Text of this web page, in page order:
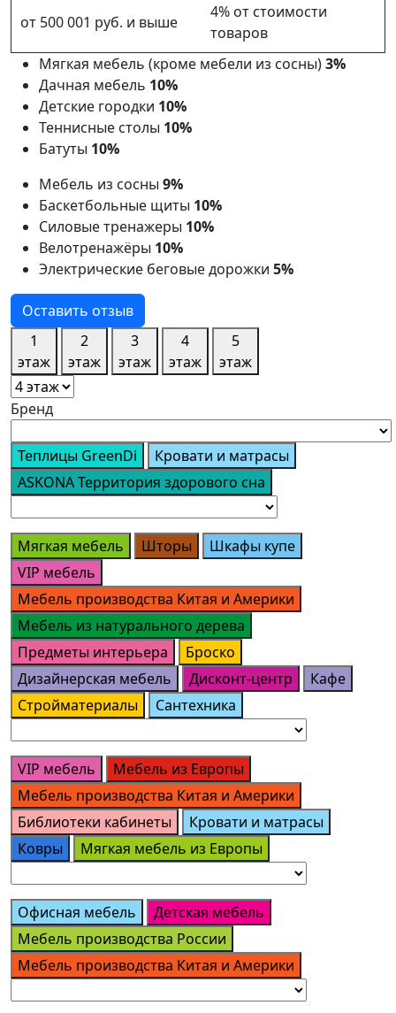
от 500 001 руб. и выше
4% от стоимости
товаров
Мягкая мебель (кроме мебели из сосны)3%
Дачная мебель 10%
Детские городки 10%
Теннисные столы 10%
Батуты 10%
Мебель из сосны 9%
Баскетбольные щиты 10%
Силовые тренажеры 10%
Велотренажёры 10%
Электрические беговые дорожки 5%
Оставить отзыв
1
этаж
2
этаж
3
этаж
4
этаж
5
этаж
Бренд
Теплицы GreenDi
Кровати и матрасы
ASKONA Территория здорового сна
Мягкая мебель Шторы
Шкафы купе
VIP мебель
Мебель производства Китая и Америки
Мебель из натурального дерева
Предметы интерьера
Броско
Дизайнерская мебель
Дисконт-центр
Кафе
Стройматериалы
Сантехника
VIP мебель
Мебель из Европы
Мебель производства Китая и Америки
Библиотеки кабинеты
Кровати и матрасы
Ковры
Мягкая мебель из Европы
Офисная мебель
Детская мебель
Мебель производства России
Мебель производства Китая и Америки